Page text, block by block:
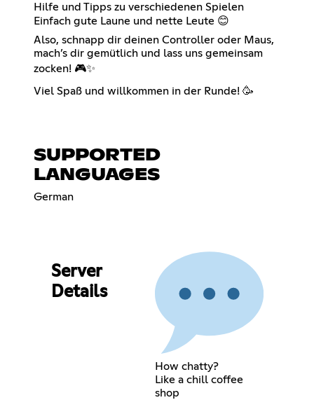
Hilfe und Tipps zu verschiedenen Spielen
Einfach gute Laune und nette Leute 😊
Also, schnapp dir deinen Controller oder Maus,
mach’s dir gemütlich und lass uns gemeinsam
zocken! 🎮✨
Viel Spaß und willkommen in der Runde! 🥳
SUPPORTED
LANGUAGES
German
Server
Details
How chatty?
Like a chill coffee
shop